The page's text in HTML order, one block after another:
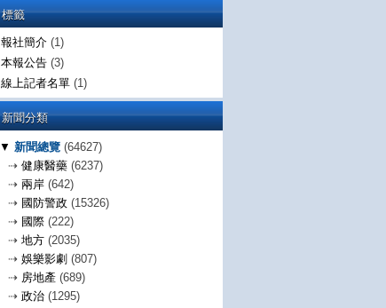
標籤
報社簡介 (1)
本報公告 (3)
線上記者名單 (1)
新聞分類
▼ 新聞總覽 (64627)
⇢ 健康醫藥 (6237)
⇢ 兩岸 (642)
⇢ 國防警政 (15326)
⇢ 國際 (222)
⇢ 地方 (2035)
⇢ 娛樂影劇 (807)
⇢ 房地產 (689)
⇢ 政治 (1295)